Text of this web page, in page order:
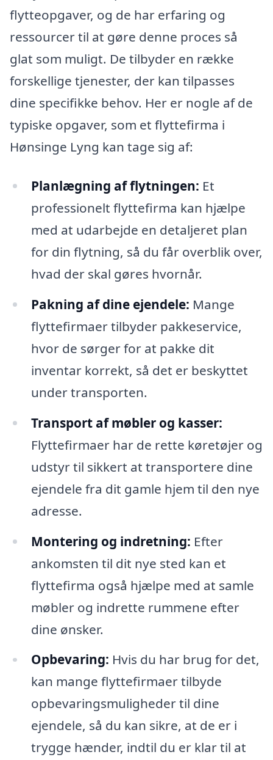
flytteopgaver, og de har erfaring og
ressourcer til at gøre denne proces så
glat som muligt. De tilbyder en række
forskellige tjenester, der kan tilpasses
dine specifikke behov. Her er nogle af de
typiske opgaver, som et flyttefirma i
Hønsinge Lyng kan tage sig af:
Planlægning af flytningen: Et
professionelt flyttefirma kan hjælpe
med at udarbejde en detaljeret plan
for din flytning, så du får overblik over,
hvad der skal gøres hvornår.
Pakning af dine ejendele: Mange
flyttefirmaer tilbyder pakkeservice,
hvor de sørger for at pakke dit
inventar korrekt, så det er beskyttet
under transporten.
Transport af møbler og kasser:
Flyttefirmaer har de rette køretøjer og
udstyr til sikkert at transportere dine
ejendele fra dit gamle hjem til den nye
adresse.
Montering og indretning: Efter
ankomsten til dit nye sted kan et
flyttefirma også hjælpe med at samle
møbler og indrette rummene efter
dine ønsker.
Opbevaring: Hvis du har brug for det,
kan mange flyttefirmaer tilbyde
opbevaringsmuligheder til dine
ejendele, så du kan sikre, at de er i
trygge hænder, indtil du er klar til at